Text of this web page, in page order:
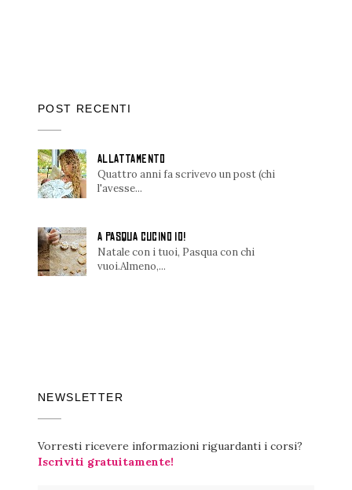
POST RECENTI
ALLATTAMENTO
Quattro anni fa scrivevo un post (chi
l'avesse...
A PASQUA CUCINO IO!
Natale con i tuoi, Pasqua con chi
vuoi.Almeno,...
NEWSLETTER
Vorresti ricevere informazioni riguardanti i corsi?
Iscriviti gratuitamente!